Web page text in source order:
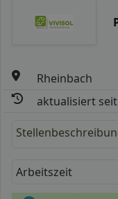
Rheinbach
aktualisiert
Arbeitszeit